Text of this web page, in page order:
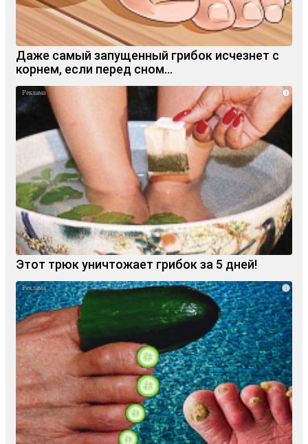
Даже самый запущенный грибок исчезнет с
корнем, если перед сном…
i
Этот трюк уничтожает грибок за 5 дней!
i